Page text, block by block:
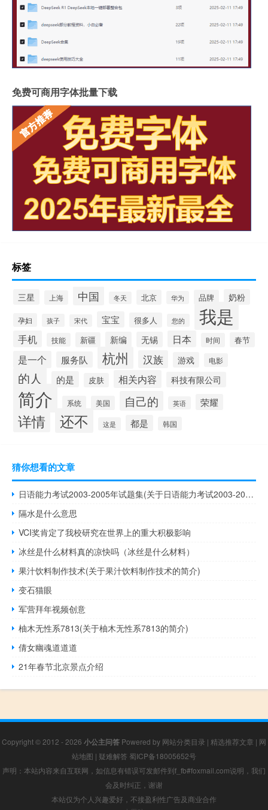
免费可商用字体批量下载
标签
三星 上海 中国 冬天 北京 华为 品牌 奶粉
孕妇 孩子 宋代 宝宝 很多人 您的 我是
手机 技能 新疆 新编 无锡 日本 时间 春节
是一个 服务队 杭州 汉族 游戏 电影
的人 的是 皮肤 相关内容 科技有限公司
简介 系统 美国 自己的 英语 荣耀
详情 还不 这是 都是 韩国
猜你想看的文章
日语能力考试2003-2005年试题集(关于日语能力考试2003-2005年试题集的简介)
隔水是什么意思
VCI奖肯定了我校研究在世界上的重大积极影响
冰丝是什么材料真的凉快吗（冰丝是什么材料）
果汁饮料制作技术(关于果汁饮料制作技术的简介)
变石猫眼
军营拜年视频创意
柚木无性系7813(关于柚木无性系7813的简介)
倩女幽魂道道道
21年春节北京景点介绍
Copyright © 2012 - 2026 小公主问答 Powered by 网站分类目录 | 精选推荐文章 | 网
站地图 | 疑难解答 蜀ICP备18005652号
声明：本站内容来自互联网，如信息有错误可发邮件到f_fb#foxmail.com说明，我们
会及时纠正，谢谢
本站仅为个人兴趣爱好，不接盈利性广告及商业合作